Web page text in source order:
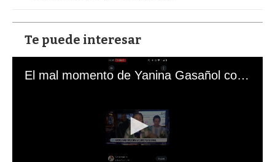
Te puede interesar
El mal momento de Yanina Gasañol con un hincha argentino en "Subrayado"